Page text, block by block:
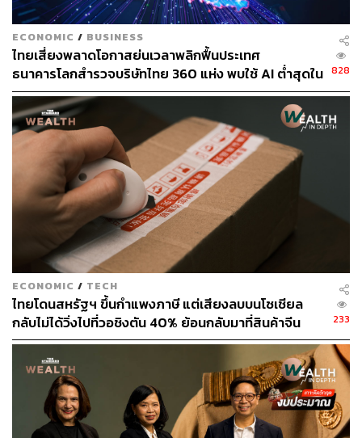
ECONOMIC / BUSINESS
ไทยเสี่ยงพลาดโอกาสย่นเวลาพลิกฟื้นประเทศ
ธนาคารโลกสำรวจบริษัทไทย 360 แห่ง พบใช้ AI ต่ำสุดใน
กลุ่ม ตามหลังเคนยาและไนจีเรียเกือบ 4 เท่า
828
ECONOMIC / TECH
ไทยโดนสหรัฐฯ ขึ้นกำแพงภาษี แต่เสียงลบบนโซเชียล
กลับไม่ได้วิ่งไปที่วอชิงตัน 40% ย้อนกลับมาที่สินค้าจีน
ราคาถูกที่ทะลักจน SME ไทยสู้ไม่ไหว
233